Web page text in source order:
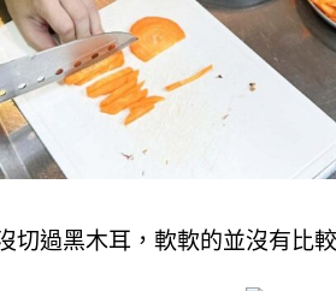
切過黑木耳，軟軟的並沒有比